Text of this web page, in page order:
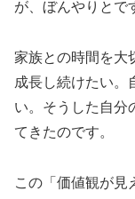
が、ぼんやりとで
家族との時間を大
成長し続けたい。
い。そうした自分
てきたのです。
この「価値観が見